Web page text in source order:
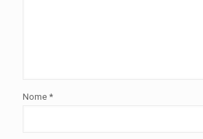
Nome *